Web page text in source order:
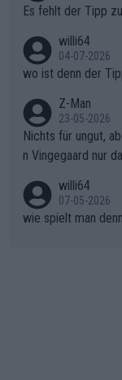
Rückstand im
gibt. Diese Etappe
unkt dieser Tour in
einem harten
onkurrentin die
g kaum noch zu
ichtung Nizza.
er SD Worx und
n)
Es fehlt der Tipp
willi64
04-07-2026
wo ist denn der
Z-Man
23-05-2026
Nichts für ungut,
n Vingegaard nur
willi64
07-05-2026
wie spielt man